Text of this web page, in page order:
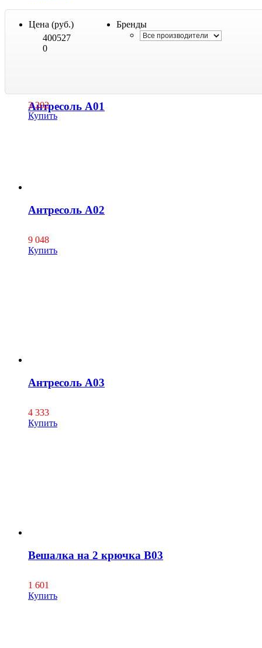
Цена (руб.)
400527
0
Бренды
Антресоль А01
3 202
Купить
Антресоль А02
9 048
Купить
Антресоль А03
4 333
Купить
Вешалка на 2 крючка В03
1 601
Купить